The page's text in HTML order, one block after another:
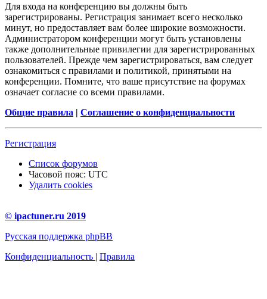
Для входа на конференцию вы должны быть
зарегистрированы. Регистрация занимает всего несколько
минут, но предоставляет вам более широкие возможности.
Администратором конференции могут быть установлены
также дополнительные привилегии для зарегистрированных
пользователей. Прежде чем зарегистрироваться, вам следует
ознакомиться с правилами и политикой, принятыми на
конференции. Помните, что ваше присутствие на форумах
означает согласие со всеми правилами.
Общие правила | Соглашение о конфиденциальности
Регистрация
Список форумов
Часовой пояс: UTC
Удалить cookies
© ipactuner.ru 2019
Русская поддержка phpBB
Конфиденциальность | Правила